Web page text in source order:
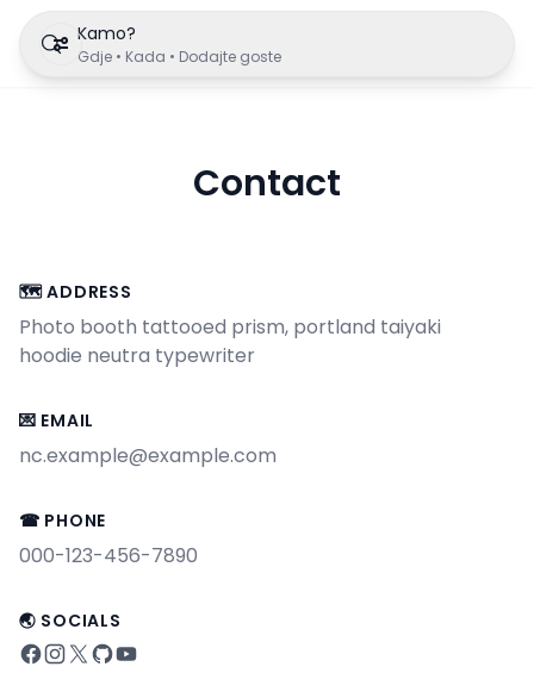
Kamo?
Gdje • Kada • Dodajte goste
Contact
🗺 ADDRESS
Photo booth tattooed prism, portland taiyaki
hoodie neutra typewriter
💌 EMAIL
nc.example@example.com
☎ PHONE
000-123-456-7890
🌏 SOCIALS